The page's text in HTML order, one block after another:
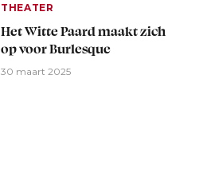
THEATER
Het Witte Paard maakt zich
op voor Burlesque
30 maart 2025